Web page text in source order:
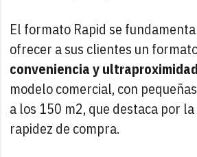
El formato Rapid se
ofrecer a sus clientes un
conveniencia y ultraproximidad
modelo comercial, con
a los 150 m2, que destaca por
rapidez de compra.